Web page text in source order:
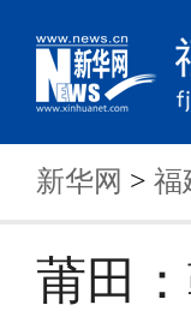
新华网 > 福
莆田